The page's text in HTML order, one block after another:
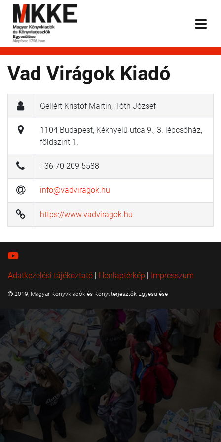
Vad Virágok Kiadó
Gellért Kristóf Martin, Tóth József
1104 Budapest, Kéknyelű utca 9., 3. lépcsőház,
földszint 1.
+36 70 209 5588
info@vadviragok.hu
https://www.vadviragok.hu
Adatkezelési tájékoztató | Honlaptérkép | Impresszum
2019, Magyar Könyvkiadók és Könyvterjesztők Egyesülése